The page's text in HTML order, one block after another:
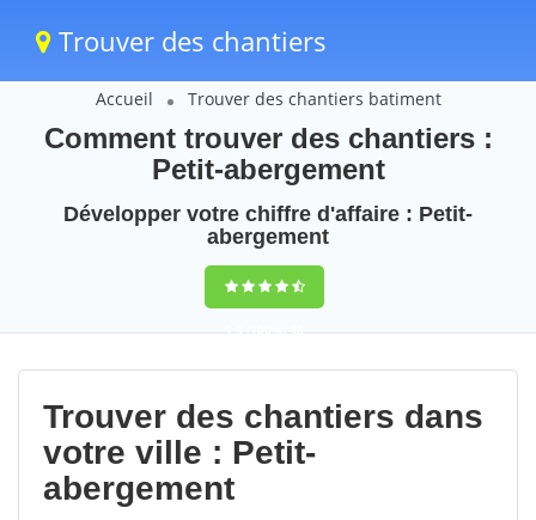
Trouver des chantiers
Accueil Trouver des chantiers batiment
Comment trouver des chantiers :
Petit-abergement
Développer votre chiffre d'affaire : Petit-
abergement
9,5(100%)46
votes
Trouver des chantiers dans
votre ville : Petit-
abergement